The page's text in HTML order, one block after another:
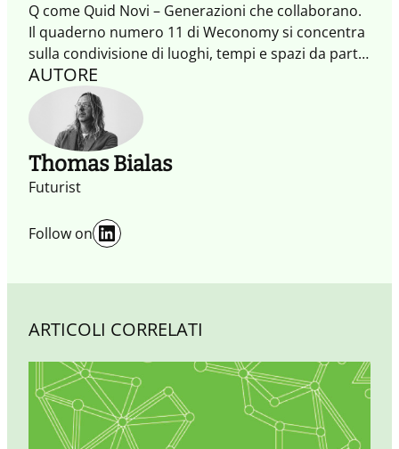
Q come Quid Novi – Generazioni che collaborano.
Il quaderno numero 11 di Weconomy si concentra
sulla condivisione di luoghi, tempi e spazi da parte
di diverse generazioni con mindset differenti e
sulle trasformazioni che questa convivenza
implica. Autori dalle età, competenze e mestieri
diversi, per assicurare un punto di vista
molteplice. Perché la collaborazione tra
generazioni è un’opportunità.
AUTORE
Thomas Bialas
Futurist
Follow on LinkedIn
ARTICOLI CORRELATI